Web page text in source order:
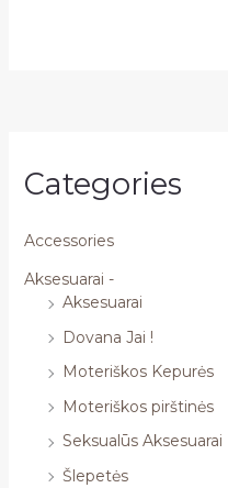
Categories
Accessories
Aksesuarai -
Aksesuarai
Dovana Jai !
Moteriškos Kepurės
Moteriškos pirštinės
Seksualūs Aksesuarai
Šlepetės